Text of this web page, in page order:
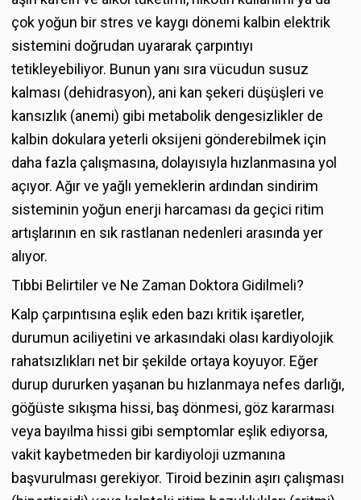
çok yoğun bir stres ve kaygı dönemi kalbin elektrik
sistemini doğrudan uyararak çarpıntıyı
tetikleyebiliyor. Bunun yanı sıra vücudun susuz
kalması (dehidrasyon), ani kan şekeri düşüşleri ve
kansızlık (anemi) gibi metabolik dengesizlikler de
kalbin dokulara yeterli oksijeni gönderebilmek için
daha fazla çalışmasına, dolayısıyla hızlanmasına yol
açıyor. Ağır ve yağlı yemeklerin ardından sindirim
sisteminin yoğun enerji harcaması da geçici ritim
artışlarının en sık rastlanan nedenleri arasında yer
alıyor.
Tıbbi Belirtiler ve Ne Zaman Doktora Gidilmeli?
Kalp çarpıntısına eşlik eden bazı kritik işaretler,
durumun aciliyetini ve arkasındaki olası kardiyolojik
rahatsızlıkları net bir şekilde ortaya koyuyor. Eğer
durup dururken yaşanan bu hızlanmaya nefes darlığı,
göğüste sıkışma hissi, baş dönmesi, göz kararması
veya bayılma hissi gibi semptomlar eşlik ediyorsa,
vakit kaybetmeden bir kardiyoloji uzmanına
başvurulması gerekiyor. Tiroid bezinin aşırı çalışması